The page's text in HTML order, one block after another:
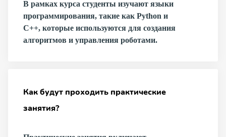
В рамках курса студенты изучают языки
программирования, такие как Python и
C++, которые используются для создания
алгоритмов и управления роботами.
Как будут проходить практические
занятия?